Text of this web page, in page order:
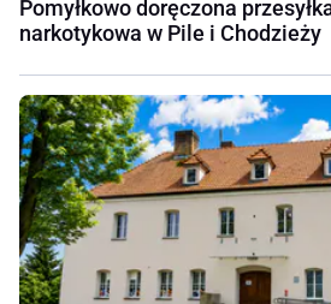
Pomyłkowo doręczona
narkotykowa w Pile i Chodzieży